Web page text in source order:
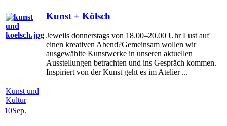
Kunst + Kölsch
Jeweils donnerstags von 18.00–20.00 Uhr Lust auf
einen kreativen Abend?Gemeinsam wollen wir
ausgewählte Kunstwerke in unseren aktuellen
Ausstellungen betrachten und ins Gespräch kommen.
Inspiriert von der Kunst geht es im Atelier ...
Kunst und
Kultur
10Sep.